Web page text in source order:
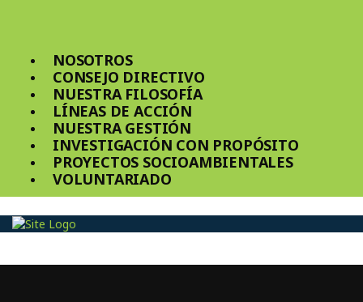
NOSOTROS
CONSEJO DIRECTIVO
NUESTRA FILOSOFÍA
LÍNEAS DE ACCIÓN
NUESTRA GESTIÓN
INVESTIGACIÓN CON PROPÓSITO
PROYECTOS SOCIOAMBIENTALES
VOLUNTARIADO